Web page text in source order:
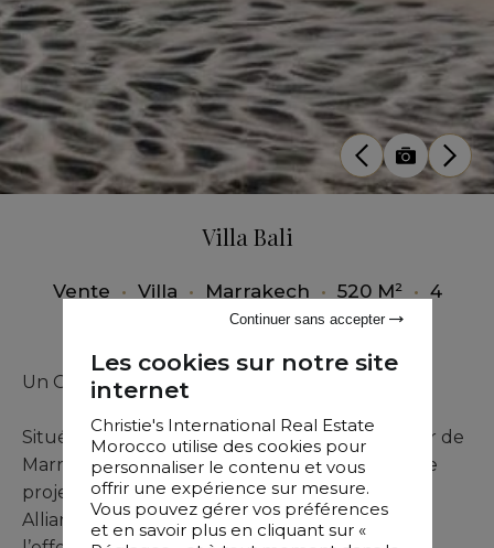
Villa Bali
Vente • Villa • Marrakech • 520 M² • 4
Chambres
Un Oasis d’Exception Entre Désert et Urbain
Situé à quelques minutes seulement du cœur de
Marrakech et aux portes du désert d’Agafay, ce
projet unique réinvente l’art de vivre luxueux.
Alliant l’authenticité envoûtante du désert à
Les cookies sur notre site
internet
Christie's International Real Estate
Morocco utilise des cookies pour
personnaliser le contenu et vous
offrir une expérience sur mesure.
Vous pouvez gérer vos préférences
et en savoir plus en cliquant sur «
Continuer sans accepter